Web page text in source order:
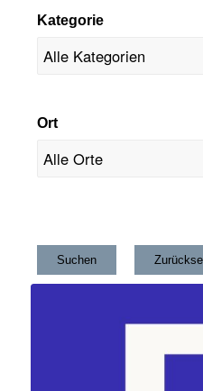
Kategorie
Ort